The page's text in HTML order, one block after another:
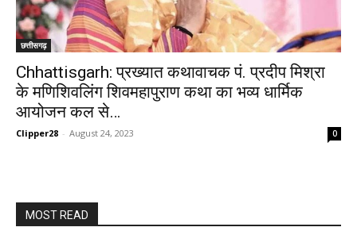
छत्तीसगढ़
Chhattisgarh: प्रख्यात कथावाचक पं. प्रदीप मिश्रा
के मणिशिवलिंग शिवमहापुराण कथा का भव्य धार्मिक
आयोजन कल से…
Clipper28 - August 24, 2023 0
MOST READ